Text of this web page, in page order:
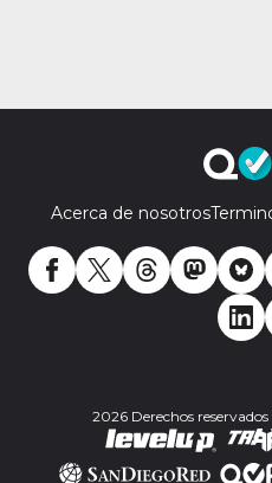
Acerca de nosotros
2026 Derechos